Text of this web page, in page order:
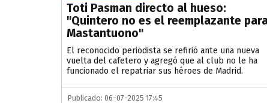
Toti Pasman directo al hueso:
"Quintero no es el reemplazante
Mastantuono"
El reconocido periodista se refirió ante una nueva
vuelta del cafetero y agregó que al club no le ha
funcionado el repatriar sus héroes de Madrid.
Publicado: 06-07-2025 17:45